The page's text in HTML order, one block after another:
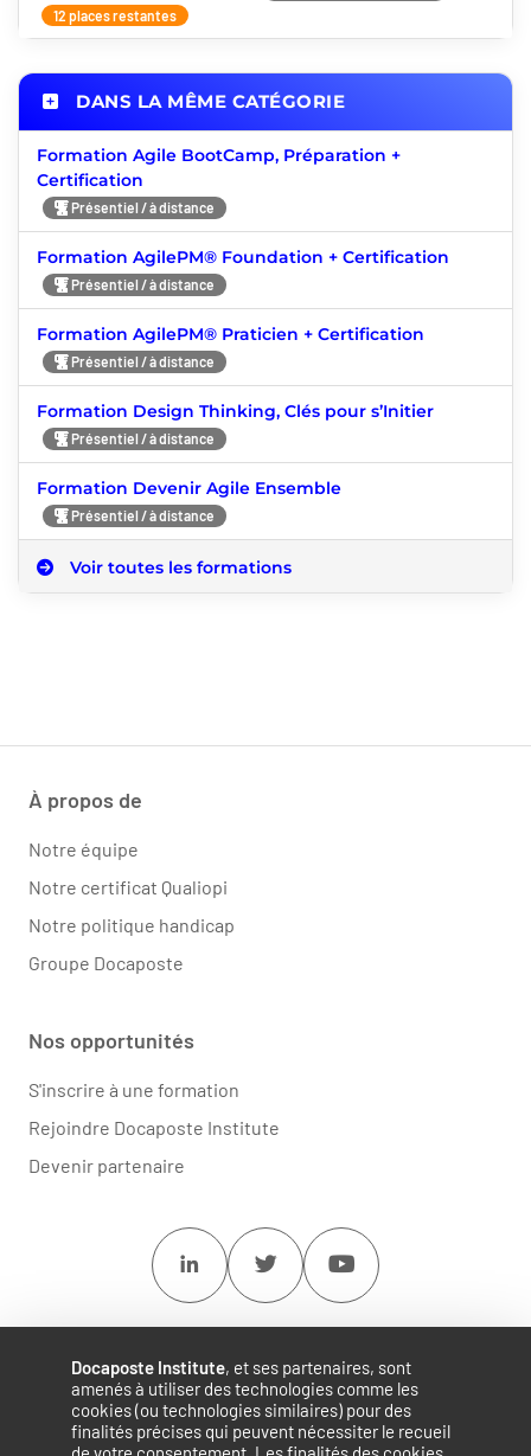
Docaposte Institute, et ses partenaires, sont
amenés à utiliser des technologies comme les
cookies (ou technologies similaires) pour des
finalités précises qui peuvent nécessiter le recueil
12 places restantes
DANS LA MÊME CATÉGORIE
Formation Agile BootCamp, Préparation +
Certification
Présentiel / à distance
Formation AgilePM® Foundation + Certification
Présentiel / à distance
Formation AgilePM® Praticien + Certification
Présentiel / à distance
Formation Design Thinking, Clés pour s’Initier
Présentiel / à distance
Formation Devenir Agile Ensemble
Présentiel / à distance
Voir toutes les formations
À propos de
Notre équipe
Notre certificat Qualiopi
Notre politique handicap
Groupe Docaposte
Nos opportunités
S'inscrire à une formation
Rejoindre Docaposte Institute
Devenir partenaire
Linkedin Twitter Youtube